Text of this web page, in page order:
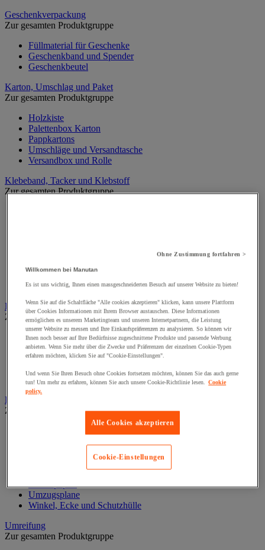
Geschenkverpackung
Zur gesamten Produktgruppe
Füllmaterial für Geschenke
Geschenkband und Spender
Geschenkbeutel
Karton, Umschlag und Paket
Zur gesamten Produktgruppe
Holzkiste
Palettenbox Karton
Pappkartons
Umschläge und Versandtasche
Versandbox und Rolle
Klebeband, Tacker und Klebstoff
Zur gesamten Produktgruppe
Schnur
Spezielle Kleber
Lebensmittelverpackung und -behälter
Zur gesamten Produktgruppe
Beutel und Einkaufstaschen
Isothermische Container
Korb
Lebensmittelbox
Töpfe und Dosen
Luftpolsterfolie, Füllung und Kantenschutz
Zur gesamten Produktgruppe
Luftpolster- und Schaumstofffolie
Schaumstoffstücke und -platten
Umzugsplane
Winkel, Ecke und Schutzhülle
Umreifung
Zur gesamten Produktgruppe
Ohne Zustimmung fortfahren >
Willkommen bei Manutan
Es ist uns wichtig, Ihnen einen massgeschneiderten Besuch auf unserer Website zu bieten!
Wenn Sie auf die Schaltfläche "Alle cookies akzeptieren" klicken, kann unsere Plattform
über Cookies Informationen mit Ihrem Browser austauschen. Diese Informationen
ermöglichen es unserem Marketingteam und unseren Internetpartnern, die Leistung
unserer Website zu messen und Ihre Einkaufspräferenzen zu analysieren. So können wir
Ihnen noch besser auf Ihre Bedürfnisse zugeschnittene Produkte und passende Werbung
anbieten. Wenn Sie mehr über die Zwecke und Präferenzen der einzelnen Cookie-Typen
erfahren möchten, klicken Sie auf "Cookie-Einstellungen".
Und wenn Sie Ihren Besuch ohne Cookies fortsetzen möchten, können Sie das auch gerne
tun! Um mehr zu erfahren, können Sie auch unsere Cookie-Richtlinie lesen. Cookie
policy.
Alle Cookies akzeptieren
Cookie-Einstellungen